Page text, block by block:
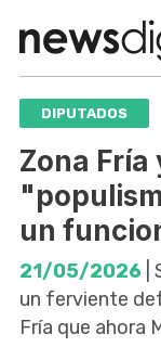
DIPUTADOS
Zona Fría
un
21/05/2026
un ferviente
Fría que ahora